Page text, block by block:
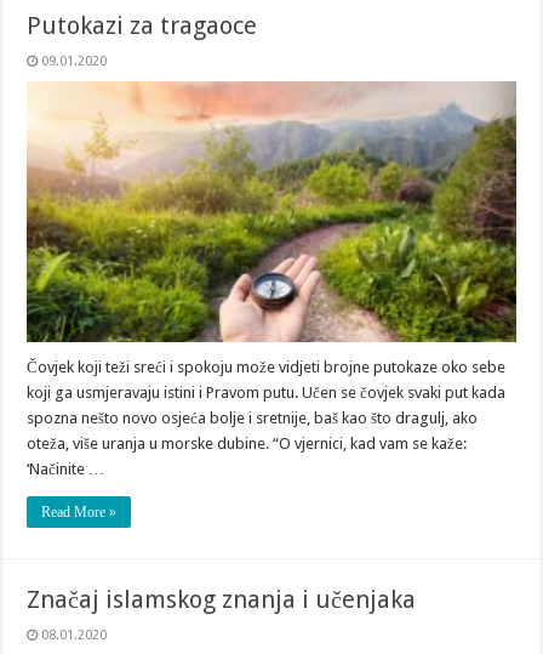
Putokazi za tragaoce
09.01.2020
Čovjek koji teži sreći i spokoju može vidjeti brojne putokaze oko sebe
koji ga usmjeravaju istini i Pravom putu. Učen se čovjek svaki put kada
spozna nešto novo osjeća bolje i sretnije, baš kao što dragulj, ako
oteža, više uranja u morske dubine. “O vjernici, kad vam se kaže:
‘Načinite …
Read More »
Značaj islamskog znanja i učenjaka
08.01.2020